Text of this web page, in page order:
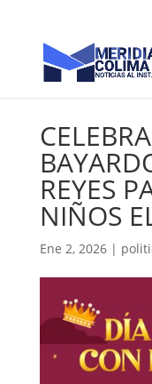
REYES
NIÑOS
Ene 2, 2026|